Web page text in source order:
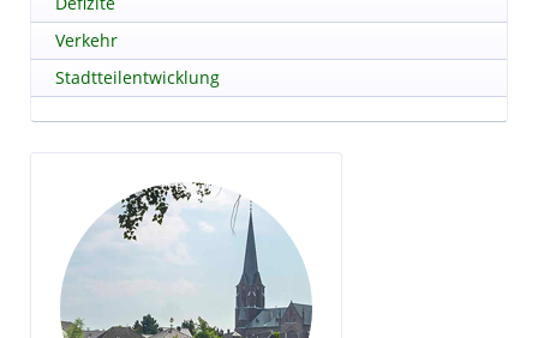
Verkehr
Stadtteilentwicklung